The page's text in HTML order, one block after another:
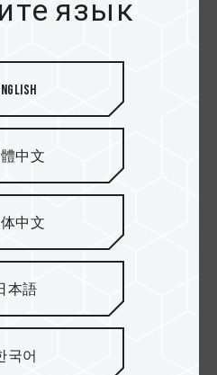
язык
中文
中文
本語
국어